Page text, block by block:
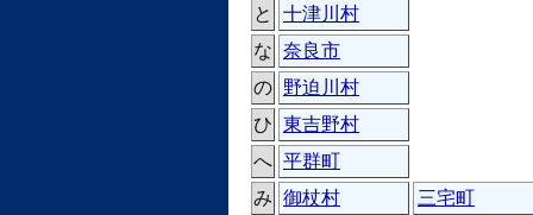
と
十津川村
な 奈良市
の 野迫川村
ひ 東吉野村
へ 平群町
み 御杖村
三宅町